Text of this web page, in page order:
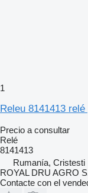
1
Releu 8141413
Precio a consultar
Relé
8141413
Rumanía, Cristesti
ROYAL DRU AGRO
Contacte con el